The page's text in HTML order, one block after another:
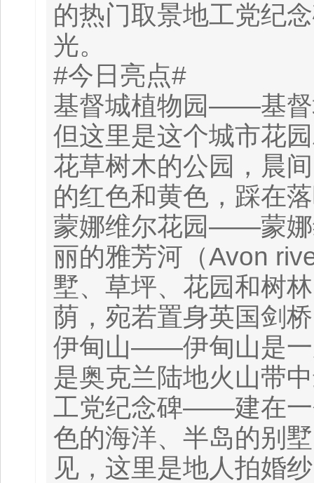
的热门取景地工党纪
光。
#今日亮点#
基督城植物园——基督
但这里是这个城市花
花草树木的公园，晨
的红色和黄色，踩在
蒙娜维尔花园——蒙娜
丽的雅芳河（Avon
墅、草坪、花园和树
荫，宛若置身英国剑
伊甸山——伊甸山是一
是奥克兰陆地火山带
工党纪念碑——建在一
色的海洋、半岛的别
见，这里是地人拍婚